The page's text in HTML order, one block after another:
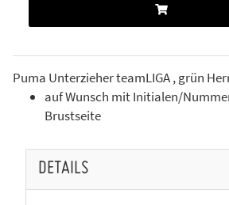
Puma Unterzieher teamLIGA , grün
auf Wunsch mit Initialen/
Brustseite
DETAILS